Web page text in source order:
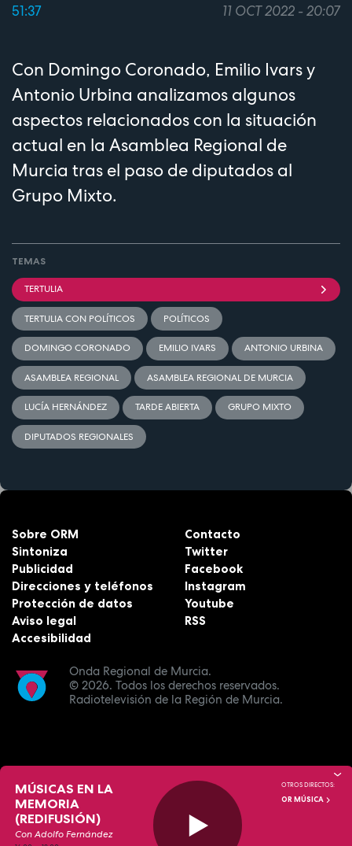
51:37 11 OCT 2022 - 20:07
Con Domingo Coronado, Emilio Ivars y
Antonio Urbina analizamos algunos
aspectos relacionados con la situación
actual en la Asamblea Regional de
Murcia tras el paso de diputados al
Grupo Mixto.
TEMAS
TERTULIA
TERTULIA CON POLÍTICOS POLÍTICOS
DOMINGO CORONADO EMILIO IVARS ANTONIO URBINA
ASAMBLEA REGIONAL ASAMBLEA REGIONAL DE MURCIA
LUCÍA HERNÁNDEZ TARDE ABIERTA GRUPO MIXTO
DIPUTADOS REGIONALES
Onda Regional de Murcia.
© 2026. Todos los derechos reservados.
Radiotelevisión de la Región de Murcia.
Sobre ORM
Sintoniza
Publicidad
Direcciones y teléfonos
Protección de datos
Aviso legal
Accesibilidad
Contacto
Twitter
Facebook
Instagram
Youtube
RSS
MÚSICAS EN LA
MEMORIA
(REDIFUSIÓN)
Con Adolfo Fernández
OTROS DIRECTOS:
OR MÚSICA